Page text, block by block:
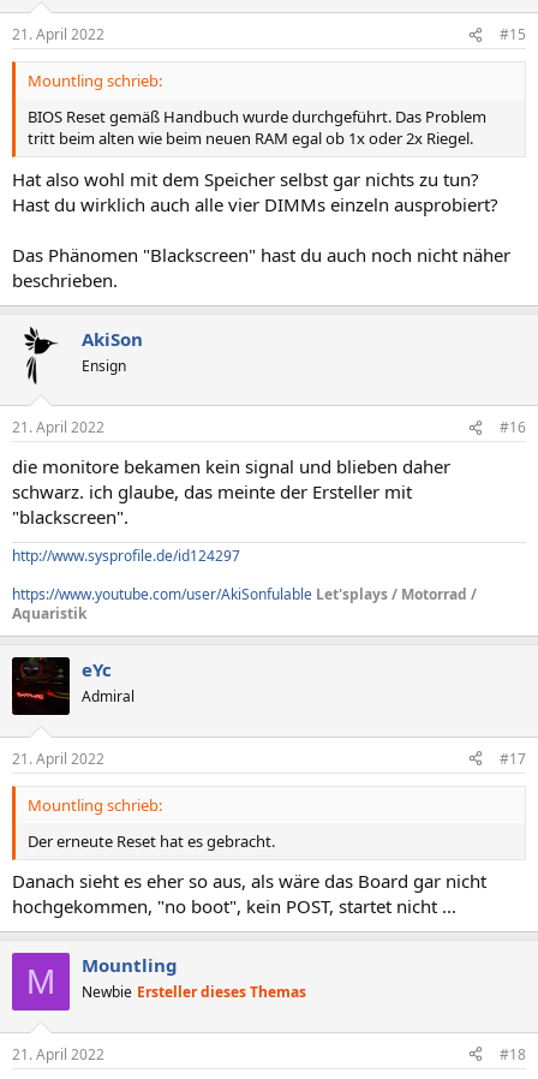
e
n
21. April 2022 #15
Mountling schrieb:
BIOS Reset gemäß Handbuch wurde durchgeführt. Das Problem
tritt beim alten wie beim neuen RAM egal ob 1x oder 2x Riegel.
Hat also wohl mit dem Speicher selbst gar nichts zu tun?
Hast du wirklich auch alle vier DIMMs einzeln ausprobiert?
Das Phänomen "Blackscreen" hast du auch noch nicht näher
beschrieben.
AkiSon
Ensign
21. April 2022 #16
die monitore bekamen kein signal und blieben daher
schwarz. ich glaube, das meinte der Ersteller mit
"blackscreen".
http://www.sysprofile.de/id124297
https://www.youtube.com/user/AkiSonfulable Let'splays / Motorrad /
Aquaristik
eYc
Admiral
21. April 2022 #17
Mountling schrieb:
Der erneute Reset hat es gebracht.
Danach sieht es eher so aus, als wäre das Board gar nicht
hochgekommen, "no boot", kein POST, startet nicht ...
M Mountling
Newbie Ersteller dieses Themas
21. April 2022 #18